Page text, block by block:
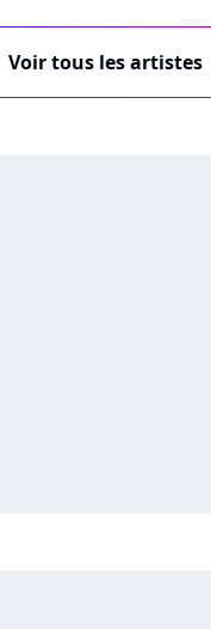
Voir tous les artistes